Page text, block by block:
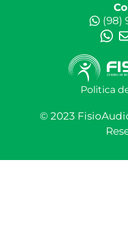
Politica
(98)
© 2023